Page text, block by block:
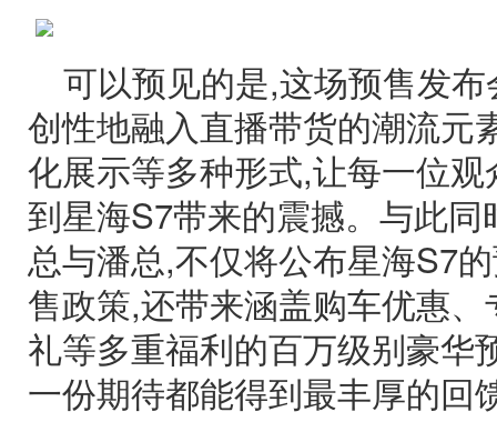
可以预见的是,这场预售发
创性地融入直播带货的潮流元
化展示等多种形式,让每一位
到星海S7带来的震撼。与此
总与潘总,不仅将公布星海S7
售政策,还带来涵盖购车优惠
礼等多重福利的百万级别豪华
一份期待都能得到最丰厚的回